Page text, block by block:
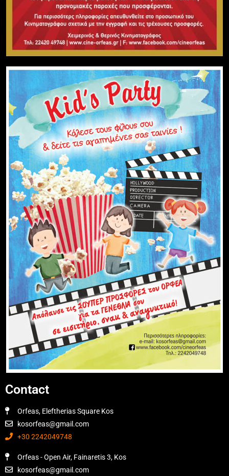
Contact
Orfeas, Eleftherias Square Kos
kosorfeas@gmail.com
+30 2242049748
Orfeas - Open Air, Fainaretis 3, Kos
kosorfeas@gmail.com